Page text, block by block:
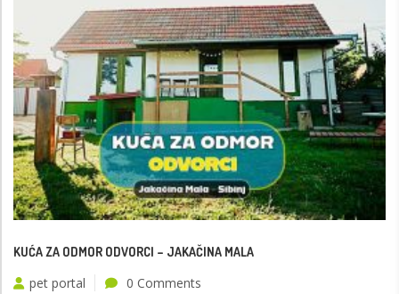
KUĆA ZA ODMOR ODVORCI – JAKAČINA MALA
pet portal 0 Comments